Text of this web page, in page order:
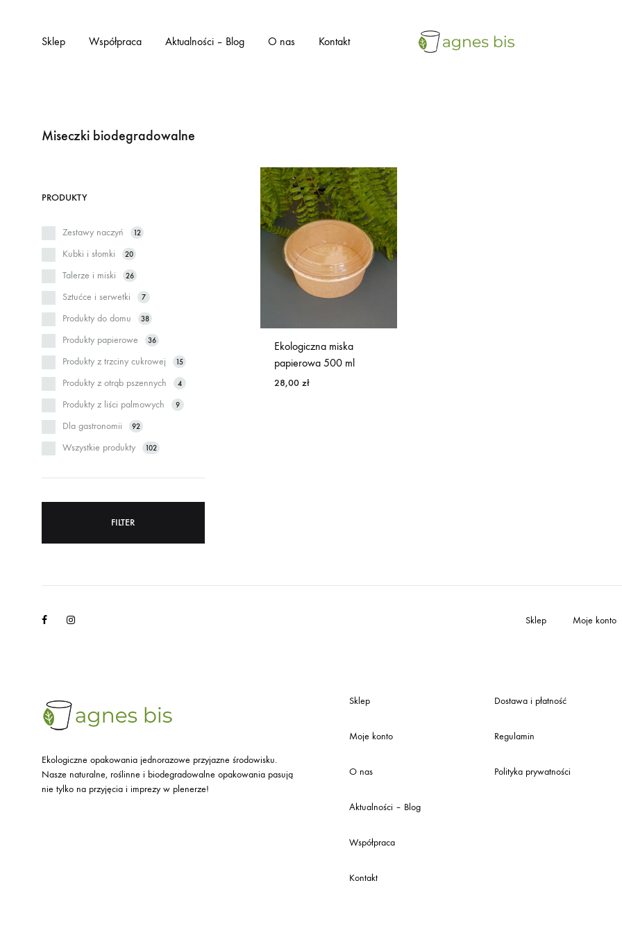
Sklep Współpraca Aktualności – Blog O nas Kontakt
Miseczki biodegradowalne
Ekologiczna miska
papierowa 500 ml
28,00 zł
PRODUKTY
Zestawy naczyń 12
Kubki i słomki 20
Talerze i miski 26
Sztućce i serwetki 7
Produkty do domu 38
Produkty papierowe 36
Produkty z trzciny cukrowej 15
Produkty z otrąb pszennych 4
Produkty z liści palmowych 9
Dla gastronomii 92
Wszystkie produkty 102
FILTER
FacebookInstagram Sklep Moje konto
Ekologiczne opakowania jednorazowe przyjazne środowisku.
Nasze naturalne, roślinne i biodegradowalne opakowania pasują
nie tylko na przyjęcia i imprezy w plenerze!
Sklep
Moje konto
O nas
Aktualności – Blog
Współpraca
Kontakt
Dostawa i płatność
Regulamin
Polityka prywatności